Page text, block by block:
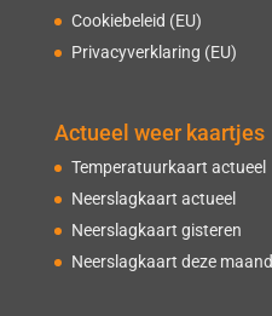
Cookiebeleid (EU)
Privacyverklaring (EU)
Actueel weer kaartjes
Temperatuurkaart actueel
Neerslagkaart actueel
Neerslagkaart gisteren
Neerslagkaart deze maand